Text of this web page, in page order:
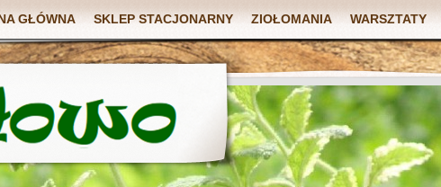
GŁÓWNA SKLEP STACJONARNY ZIOŁOMANIA WARSZTATY